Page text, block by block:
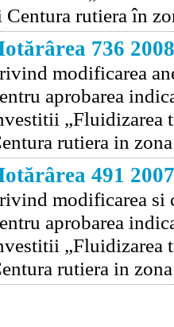
Centura rutiera în
736 2008
modificarea
aprobarea
„Fluidizarea
rutiera in
491 2007
modificarea si
aprobarea
„Fluidizarea
rutiera in